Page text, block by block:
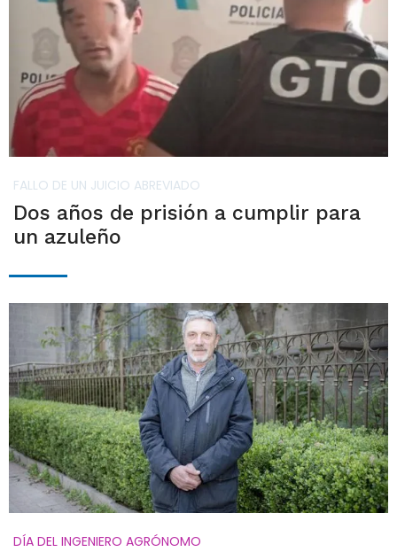
FALLO DE UN JUICIO ABREVIADO
Dos años de prisión a cumplir para
un azuleño
DÍA DEL INGENIERO AGRÓNOMO